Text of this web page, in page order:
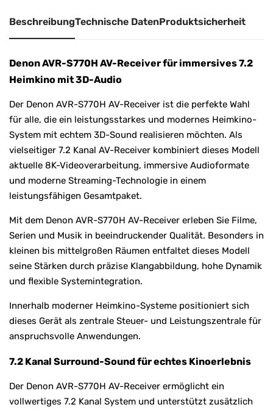
:BeschreibungTechnische DatenProduktsicherheit
Denon AVR-S770H AV-Receiver für immersives 7.2
Heimkino mit 3D-Audio
Der Denon AVR-S770H AV-Receiver ist die perfekte Wahl
für alle, die ein leistungsstarkes und modernes Heimkino-
System mit echtem 3D-Sound realisieren möchten. Als
vielseitiger 7.2 Kanal AV-Receiver kombiniert dieses Modell
aktuelle 8K-Videoverarbeitung, immersive Audioformate
und moderne Streaming-Technologie in einem
leistungsfähigen Gesamtpaket.
Mit dem Denon AVR-S770H AV-Receiver erleben Sie Filme,
Serien und Musik in beeindruckender Qualität. Besonders in
kleinen bis mittelgroßen Räumen entfaltet dieses Modell
seine Stärken durch präzise Klangabbildung, hohe Dynamik
und flexible Systemintegration.
Innerhalb moderner Heimkino-Systeme positioniert sich
dieses Gerät als zentrale Steuer- und Leistungszentrale für
anspruchsvolle Anwendungen.
7.2 Kanal Surround-Sound für echtes Kinoerlebnis
Der Denon AVR-S770H AV-Receiver ermöglicht ein
vollwertiges 7.2 Kanal System und unterstützt zusätzlich